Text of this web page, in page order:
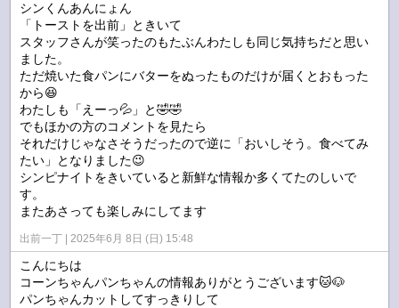
シンくんあんにょん
「トーストを出前」ときいて
スタッフさんが笑ったのもたぶんわたしも同じ気持ちだと思い
ました。
ただ焼いた食パンにバターをぬったものだけが届くとおもった
から😆
わたしも「えーっ💦」と🤣🤣
でもほかの方のコメントを見たら
それだけじゃなさそうだったので逆に「おいしそう。食べてみ
たい」となりました😉
シンピナイトをきいていると新鮮な情報か多くてたのしいで
す。
またあさっても楽しみにしてます
出前一丁 2025年6月 8日 (日) 15:48
こんにちは
コーンちゃんパンちゃんの情報ありがとうございます🐱🐶
パンちゃんカットしてすっきりして